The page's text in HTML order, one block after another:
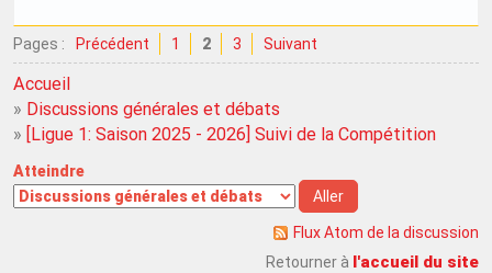
Pages : Précédent 1 2 3 Suivant
Accueil
» Discussions générales et débats
»
[Ligue 1: Saison 2025 - 2026] Suivi de la Compétition
Atteindre
Flux Atom de la discussion
Retourner à l'accueil du site